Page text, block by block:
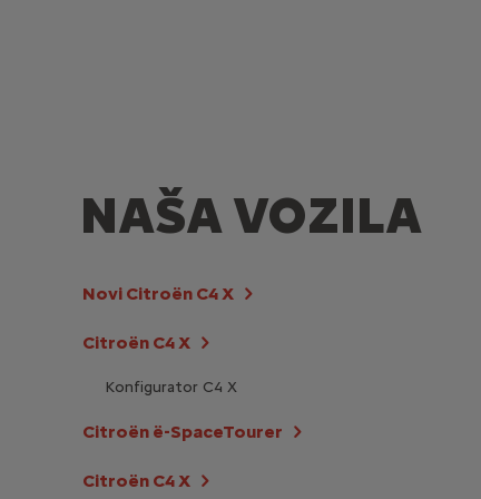
NAŠA VOZILA
Novi Citroën C4 X
Citroën C4 X
Konfigurator C4 X
Citroën ë-SpaceTourer
Citroën C4 X